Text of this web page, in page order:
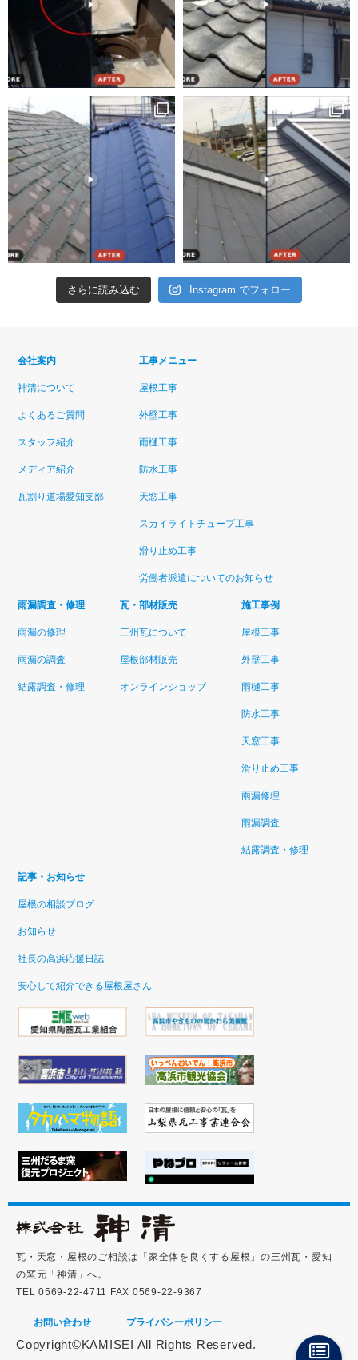
さらに読み込む Instagram でフォロー
会社案内
神清について
よくあるご質問
スタッフ紹介
メディア紹介
瓦割り道場愛知支部
工事メニュー
屋根工事
外壁工事
雨樋工事
防水工事
天窓工事
スカイライトチューブ工事
滑り止め工事
労働者派遣についてのお知らせ
雨漏調査・修理
雨漏の修理
雨漏の調査
結露調査・修理
瓦・部材販売
三州瓦について
屋根部材販売
オンラインショップ
施工事例
屋根工事
外壁工事
雨樋工事
防水工事
天窓工事
滑り止め工事
雨漏修理
雨漏調査
結露調査・修理
記事・お知らせ
屋根の相談ブログ
お知らせ
社長の高浜応援日誌
安心して紹介できる屋根屋さん
瓦・天窓・屋根のご相談は「家全体を良くする屋根」の三州瓦・愛知
の窯元「神清」へ。
TEL 0569-22-4711 FAX 0569-22-9367
お問い合わせ プライバシーポリシー
Copyright©KAMISEI All Rights Reserved.